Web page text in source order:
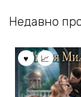
Недавно